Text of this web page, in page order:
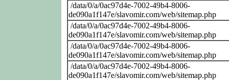
/data/0/a/0ac97d4e-7002-49b4-8006-
de090a1f147e/slavomir.com/web/sitemap.php
/data/0/a/0ac97d4e-7002-49b4-8006-
de090a1f147e/slavomir.com/web/sitemap.php
/data/0/a/0ac97d4e-7002-49b4-8006-
de090a1f147e/slavomir.com/web/sitemap.php
/data/0/a/0ac97d4e-7002-49b4-8006-
de090a1f147e/slavomir.com/web/sitemap.php